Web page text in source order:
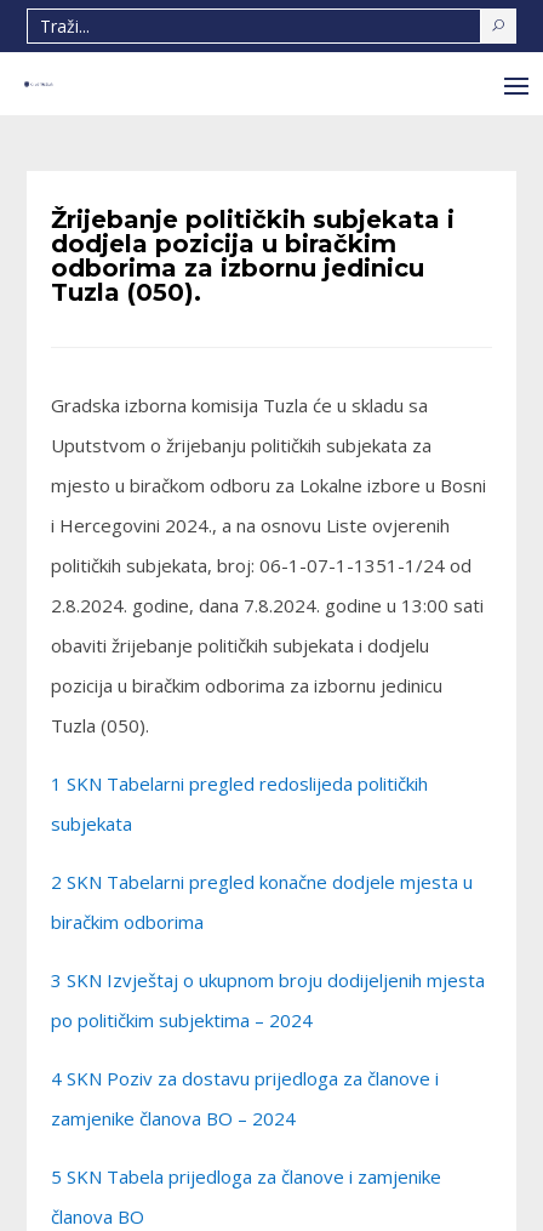
Žrijebanje političkih subjekata i
dodjela pozicija u biračkim
odborima za izbornu jedinicu
Tuzla (050).
Gradska izborna komisija Tuzla će u skladu sa
Uputstvom o žrijebanju političkih subjekata za
mjesto u biračkom odboru za Lokalne izbore u Bosni
i Hercegovini 2024., a na osnovu Liste ovjerenih
političkih subjekata, broj: 06-1-07-1-1351-1/24 od
2.8.2024. godine, dana 7.8.2024. godine u 13:00 sati
obaviti žrijebanje političkih subjekata i dodjelu
pozicija u biračkim odborima za izbornu jedinicu
Tuzla (050).
1 SKN Tabelarni pregled redoslijeda političkih
subjekata
2 SKN Tabelarni pregled konačne dodjele mjesta u
biračkim odborima
3 SKN Izvještaj o ukupnom broju dodijeljenih mjesta
po političkim subjektima – 2024
4 SKN Poziv za dostavu prijedloga za članove i
zamjenike članova BO – 2024
5 SKN Tabela prijedloga za članove i zamjenike
članova BO